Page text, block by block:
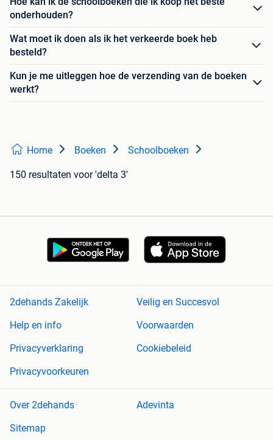
onderhouden?
Wat moet ik doen als ik het verkeerde boek heb
besteld?
Kun je me uitleggen hoe de verzending van de boeken
werkt?
Home Boeken Schoolboeken
150 resultaten voor 'delta 3'
2dehands Zakelijk
Veilig en Succesvol
Help en info
Voorwaarden
Privacyverklaring
Cookiebeleid
Privacyvoorkeuren
Over 2dehands
Adevinta
Sitemap